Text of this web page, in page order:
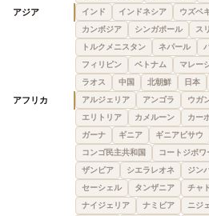
アジア インド インドネシア ウズベ
カンボジア
シンガポール ス
トルクメニスタン
ネパール
フィリピン
ベトナム マレー
ラオス
中国 北朝鮮 日本
アフリカ アルジェリア アンゴラ ウガ
エリトリア
カメルーン カー
ガーナ
ギニア ギニアビサウ
コンゴ民主共和国
コートジボワ
ザンビア
シエラレオネ ジン
セーシェル
タンザニア チャ
ナイジェリア
ナミビア ニジ